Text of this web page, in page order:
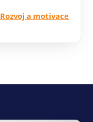
Rozvoj a motivace